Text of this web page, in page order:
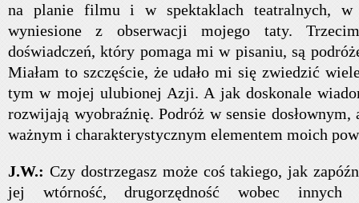
na planie filmu i w spektaklach teatralnych, w
wyniesione z obserwacji mojego taty.
doświadczeń, który pomaga mi w pisaniu, są
Miałam to szczęście, że udało mi się zwiedzić
tym w mojej ulubionej Azji. A jak doskonale
rozwijają wyobraźnię. Podróż w sensie
ważnym i charakterystycznym elementem moich
J.W.: Czy dostrzegasz może coś takiego, jak
jej wtórność, drugorzędność wobec innych